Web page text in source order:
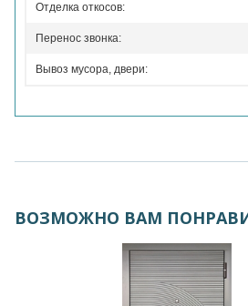
Отделка откосов:
Перенос звонка:
Вывоз мусора, двери:
ВОЗМОЖНО ВАМ